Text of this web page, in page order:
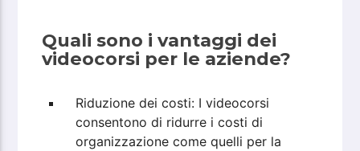
Quali sono i vantaggi dei
videocorsi per le aziende?
Riduzione dei costi: I videocorsi
consentono di ridurre i costi di
organizzazione come quelli per la